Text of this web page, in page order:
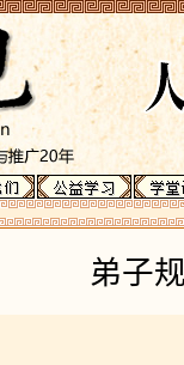
弟子